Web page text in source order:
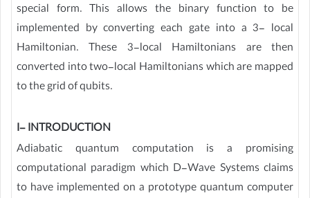
special form. This allows the binary function to be
implemented by converting each gate into a 3- local
Hamiltonian. These 3-local Hamiltonians are then
converted into two-local Hamiltonians which are mapped
to the grid of qubits.
I- INTRODUCTION
Adiabatic quantum computation is a promising
computational paradigm which D-Wave Systems claims
to have implemented on a prototype quantum computer